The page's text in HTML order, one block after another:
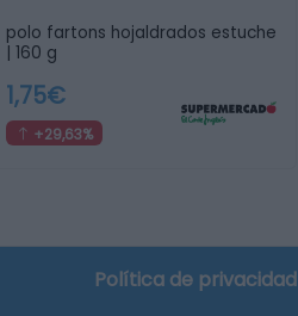
polo fartons hojaldrados estuche
| 160 g
1,75€
+29,63%
Política de privacidad